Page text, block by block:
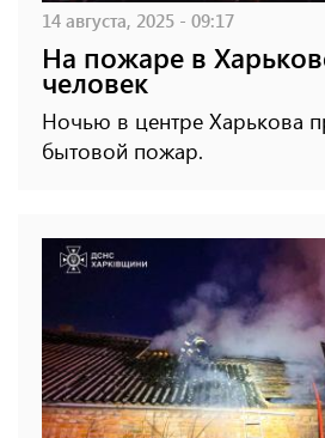
14 августа, 2025 - 09:17
На пожаре в
человек
Ночью в центре Харькова
бытовой пожар.